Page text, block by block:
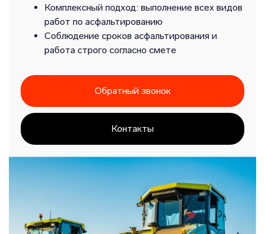
Комплексный подход: выполнение всех видов
работ по асфальтированию
Соблюдение сроков асфальтирования и
работа строго согласно смете
Обратный звонок
Контакты